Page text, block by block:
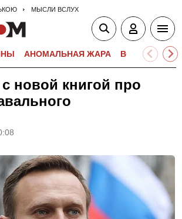
МЫСЛИ ВСЛУХ
АНОМАЛЬНАЯ ЖАРА
с новой книгой про